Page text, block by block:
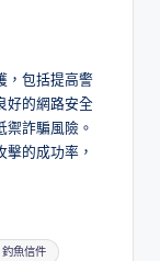
，包括提高警
好的網路安全
詐騙風險。
的成功率，
釣魚信件